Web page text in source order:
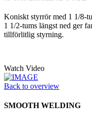
Koniskt styrrör med 1 1/8-
1 1/2-tums längst ned ger
tillförlitlig styrning.
Watch Video
Back to overview
SMOOTH WELDING